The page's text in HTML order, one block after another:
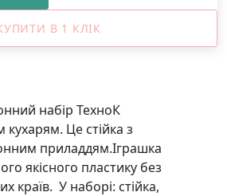
В 1 КЛІК
набір ТехноК
Це стійка з
приладдям.Іграшка
якісного пластику без
країв. У наборі: стійка,